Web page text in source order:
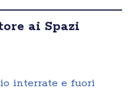
ai Spazi
interrate e fuori